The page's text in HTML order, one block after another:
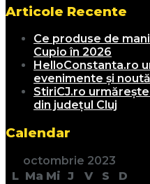
Articole Recente
Ce produse de
Cupio în 2026
HelloConstanta.ro
evenimente și
StiriCJ.ro
din județul Cluj
Calendar
octombrie 2023
L Ma Mi J V S
D